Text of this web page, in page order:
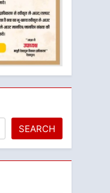
SEARCH